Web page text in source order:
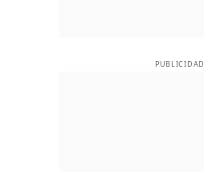
PUBLICIDAD